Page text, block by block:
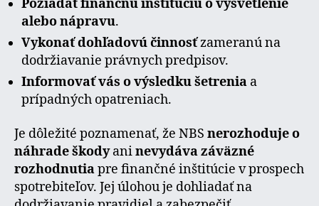
Požiadať finančnú inštitúciu o vysvetlenie
alebo nápravu.
Vykonať dohľadovú činnosťzameranú na
dodržiavanie právnych predpisov.
Informovať vás o výsledku šetrenia a
prípadných opatreniach.
Je dôležité poznamenať, že NBS nerozhoduje o
náhrade škodyaninevydáva záväzné
rozhodnutiapre finančné inštitúcie v prospech
spotrebiteľov. Jej úlohou je dohliadať na